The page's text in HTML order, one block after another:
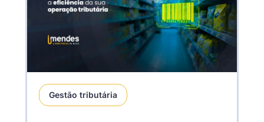
Gestão tributária